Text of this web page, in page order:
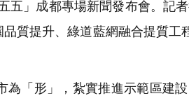
五」成都專場新聞發布會。記
質提升、綠道藍網融合提質工
「形」，紮實推進示範區建